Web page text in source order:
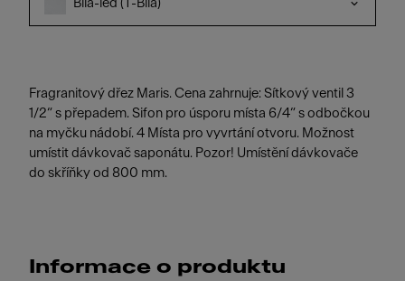
Bílá-led (T-Bílá)
Fragranitový dřez Maris. Cena zahrnuje: Sítkový ventil 3
1/2“ s přepadem. Sifon pro úsporu místa 6/4“ s odbočkou
na myčku nádobí. 4 Místa pro vyvrtání otvoru. Možnost
umístit dávkovač saponátu. Pozor! Umístění dávkovače
do skříňky od 800 mm.
Informace o produktu